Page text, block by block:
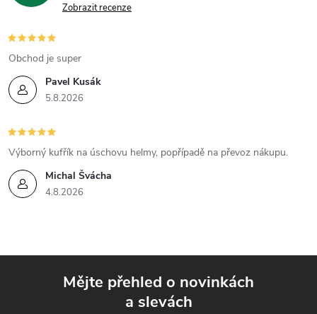
u
Zobrazit recenze
Pavel Kusák
5.8.2026
Obchod je super
Michal Švácha
4.8.2026
Výborný kufřík na úschovu helmy, popřípadě na převoz nákupu.
Mějte přehled o novinkách
a slevách